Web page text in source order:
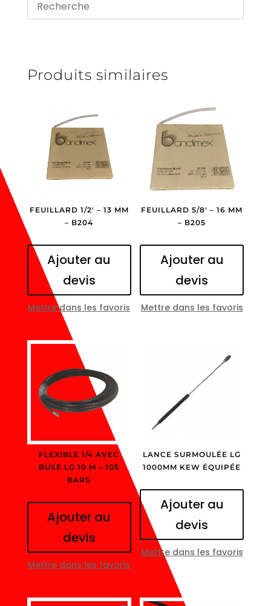
Produits similaires
FEUILLARD 1/2′ – 13 MM
– B204
Ajouter au
devis
Mettre dans les favoris
FEUILLARD 5/8′ – 16 MM
– B205
Ajouter au
devis
Mettre dans les favoris
FLEXIBLE 1/4 AVEC
BUSE LG 10 M – 105
BARS
Ajouter au
devis
Mettre dans les favoris
LANCE SURMOULÉE LG
1000MM KEW ÉQUIPÉE
Ajouter au
devis
Mettre dans les favoris